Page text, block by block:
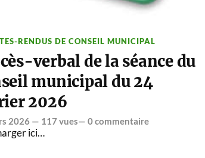
RENDUS DE CONSEIL MUNICIPAL
verbal de la séance du
municipal du 24
2026
2026 — 117 vues—0 commentaire
ici…